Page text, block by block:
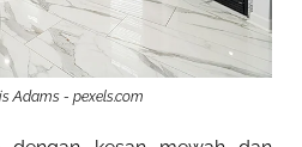
Adams - pexels.com